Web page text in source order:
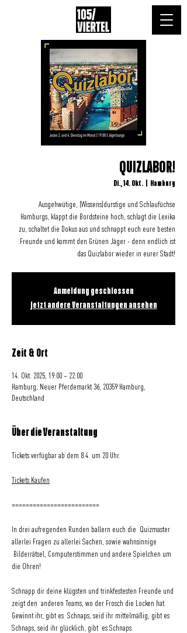
QUIZLABOR!
Di., 14. Okt. Hamburg
Ausgehwütige, (Wissens)durstige und Schlaufüchse
Hamburgs, klappt die Bordsteine hoch, schlagt die Lexika
zu, schaltet die Dokus aus und schnappt euch eure besten
Freunde und kommt den Grünen Jäger - denn endlich ist
das Quizlabor wieder in eurer Stadt!
Anmeldung geschlossen
Jetzt andere Veranstaltungen ansehen
Zeit & Ort
14. Okt. 2025, 19:00 – 22:00
Hamburg, Neuer Pferdemarkt 36, 20359 Hamburg,
Deutschland
Über die Veranstaltung
Tickets verfügbar ab dem 8.4. um 20 Uhr.
Tickets Kaufen
=========================
In drei aufregenden Runden ballern euch die  Quizmaster
allerlei Fragen zu allerlei Sachen, sowie wahnsinnige
Bilderrätsel, Computerstimmen und andere Spielchen um
die Ohren!
Schnapp dir deine klügsten und trinkfestesten Freunde und
zeigt den  anderen Teams, wo der Frosch die Locken hat.
Gewinnt ihr, gibt es  Schnaps, seid ihr mittelmäßig, gibt es
Schnaps, seid ihr glücklich, gibt  es Schnaps.